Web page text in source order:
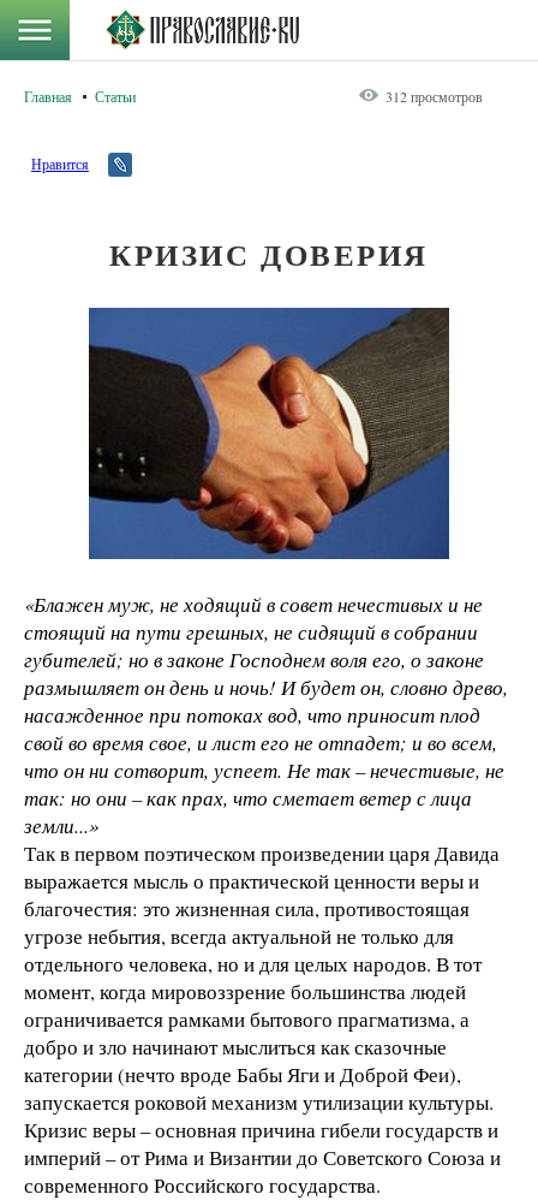
Главная Статьи 312 просмотров
Нравится
КРИЗИС ДОВЕРИЯ
«Блажен муж, не ходящий в совет нечестивых и не
стоящий на пути грешных, не сидящий в собрании
губителей; но в законе Господнем воля его, о законе
размышляет он день и ночь! И будет он, словно древо,
насажденное при потоках вод, что приносит плод
свой во время свое, и лист его не отпадет; и во всем,
что он ни сотворит, успеет. Не так – нечестивые, не
так: но они – как прах, что сметает ветер с лица
земли...»
Так в первом поэтическом произведении царя Давида
выражается мысль о практической ценности веры и
благочестия: это жизненная сила, противостоящая
угрозе небытия, всегда актуальной не только для
отдельного человека, но и для целых народов. В тот
момент, когда мировоззрение большинства людей
ограничивается рамками бытового прагматизма, а
добро и зло начинают мыслиться как сказочные
категории (нечто вроде Бабы Яги и Доброй Феи),
запускается роковой механизм утилизации культуры.
Кризис веры – основная причина гибели государств и
империй – от Рима и Византии до Советского Союза и
современного Российского государства.